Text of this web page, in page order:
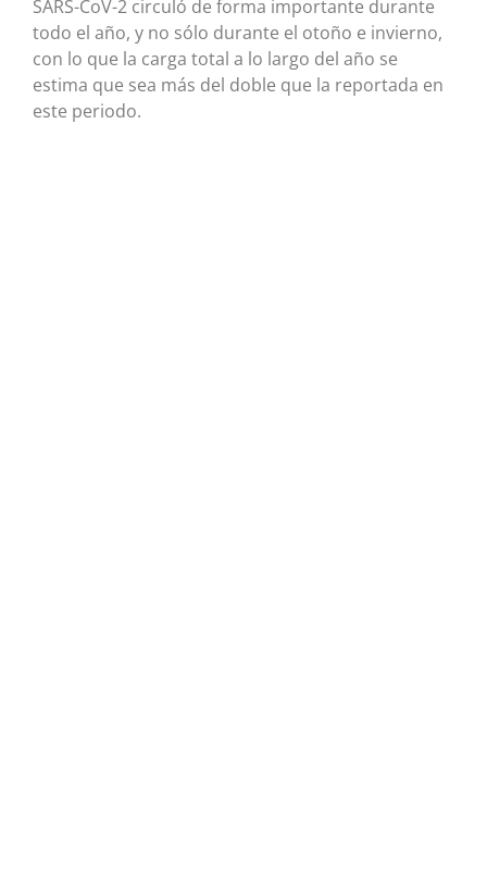
SARS-CoV-2 circuló de forma importante durante
todo el año, y no sólo durante el otoño e invierno,
con lo que la carga total a lo largo del año se
estima que sea más del doble que la reportada en
este periodo.